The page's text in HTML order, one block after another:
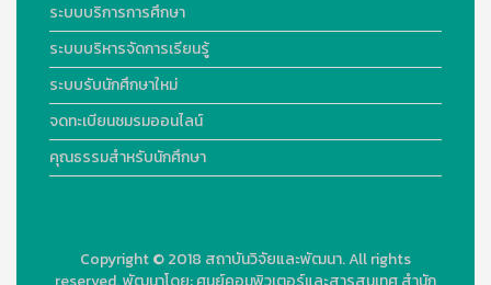
ระบบบริการการศึกษา
ระบบบริหารจัดการเรียนรู้
ระบบรับนักศึกษาใหม่
จดทะเบียนชมรมออนไลน์
คุณธรรมสำหรับนักศึกษา
Copyright © 2018 สถาบันวิจัยและพัฒนา. All rights